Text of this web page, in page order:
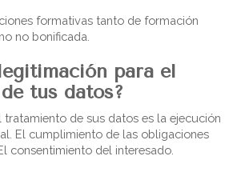
formativas tanto de formación
no bonificada.
para el
tus datos?
tratamiento de sus datos es la ejecución
El cumplimiento de las obligaciones
consentimiento del interesado.